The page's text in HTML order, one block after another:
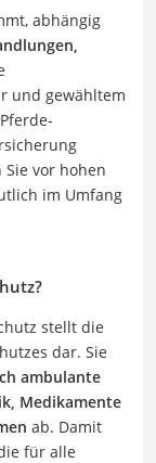
abhängig
und gewähltem
vor hohen
im Umfang
stellt die
dar. Sie
ambulante
Medikamente
ab. Damit
für alle